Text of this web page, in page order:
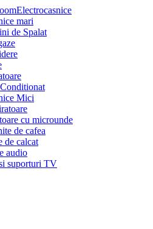
Electrocasnice
mari
de Spalat
Mici
cu microunde
de cafea
de calcat
audio
suporturi TV